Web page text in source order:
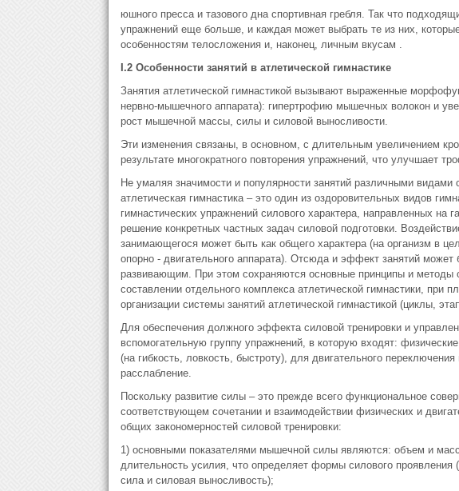
юшного пресса и тазового дна спортивная гребля. Так что
упражнений еще больше, и каждая может выбрать те из них,
особенностям телосложения и, наконец, личным вкусам .
.2 Особенности занятий в атлетической гимнастике
Занятия атлетической гимнастикой вызывают выраженные
нервно-мышечного аппарата): гипертрофию мышечных волокон и
рост мышечной массы, силы и силовой выносливости.
Эти изменения связаны, в основном, с длительным увеличением
результате многократного повторения упражнений, что улучшает
Не умаляя значимости и популярности занятий различными
атлетическая гимнастика – это один из оздоровительных видов
гимнастических упражнений силового характера, направленных на
решение конкретных частных задач силовой подготовки.
занимающегося может быть как общего характера (на организм в
опорно - двигательного аппарата). Отсюда и эффект занятий
развивающим. При этом сохраняются основные принципы и методы
составлении отдельного комплекса атлетической гимнастики, при
организации системы занятий атлетической гимнастикой (циклы,
Для обеспечения должного эффекта силовой тренировки и
вспомогательную группу упражнений, в которую входят:
(на гибкость, ловкость, быстроту), для двигательного
расслабление.
Поскольку развитие силы – это прежде всего функциональное
соответствующем сочетании и взаимодействии физических и
общих закономерностей силовой тренировки:
1) основными показателями мышечной силы являются: объем и
длительность усилия, что определяет формы силового
сила и силовая выносливость);